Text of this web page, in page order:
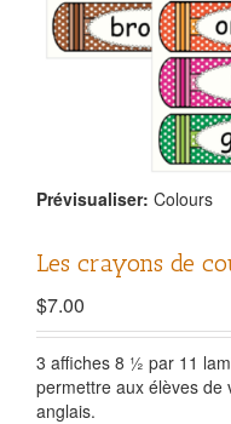
Prévisualiser: Colours
Les crayons de
$7.00
3 affiches 8 ½ par 11
permettre aux élèves de
anglais.